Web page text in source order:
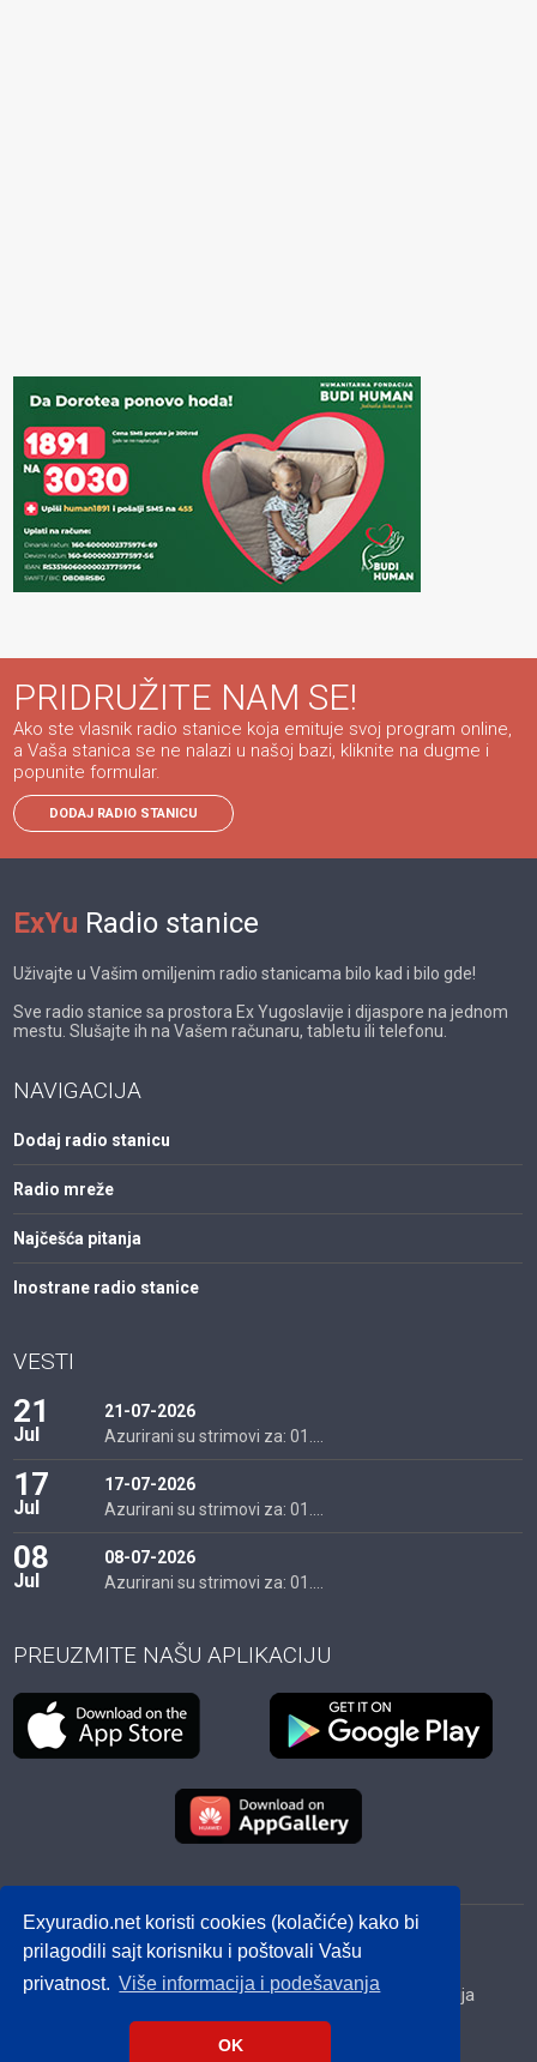
Exyuradio.net koristi cookies (kolačiće) kako bi
prilagodili sajt korisniku i poštovali Vašu
privatnost. Više informacija i podešavanja
OK
PRIDRUŽITE NAM SE!
Ako ste vlasnik radio stanice koja emituje svoj program online,
a Vaša stanica se ne nalazi u našoj bazi, kliknite na dugme i
popunite formular.
DODAJ RADIO STANICU
ExYu Radio stanice
Uživajte u Vašim omiljenim radio stanicama bilo kad i bilo gde!
Sve radio stanice sa prostora Ex Yugoslavije i dijaspore na jednom
mestu. Slušajte ih na Vašem računaru, tabletu ili telefonu.
NAVIGACIJA
Dodaj radio stanicu
Radio mreže
Najčešća pitanja
Inostrane radio stanice
VESTI
21
Jul
21-07-2026
Azurirani su strimovi za: 01....
17
Jul
17-07-2026
Azurirani su strimovi za: 01....
08
Jul
08-07-2026
Azurirani su strimovi za: 01....
PREUZMITE NAŠU APLIKACIJU
© 2012 - 2026! exyuradio.net -Politika privatnosti -
created by IMS.RS
Srbija
Hrvatska BiH Crna Gora Makedonija
Slovenija